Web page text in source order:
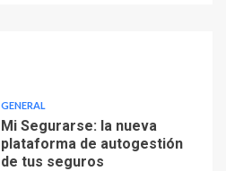
GENERAL
Mi Segurarse: la nueva
plataforma de autogestión
de tus seguros